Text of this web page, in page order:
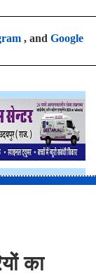
, and Google
का